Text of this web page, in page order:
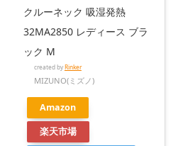
クルーネック 吸湿発熱
32MA2850 レディース ブラ
ック M
created by Rinker
MIZUNO(ミズノ)
Amazon
楽天市場